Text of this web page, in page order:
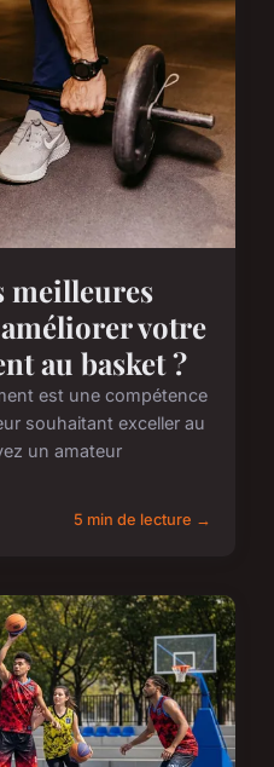
meilleures
votre
au basket ?
est une compétence
souhaitant exceller au
un amateur
5 min de lecture →